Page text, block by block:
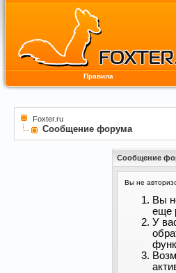
Правила
Foxter.ru
Сообщение форума
Сообщение
Вы не
Вы
еще
У